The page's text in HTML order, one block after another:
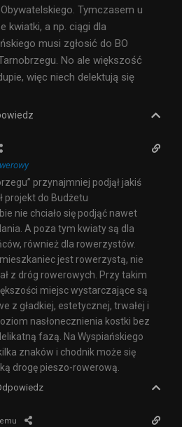
Tymczasem u
kwiatki, a np. ciągi dla
musi zgłosić do BO
No ale większość
więc niech delektują się
przynajmniej podjął jakiś
projekt do Budżetu
nie chciało się podjąć nawet
A poza tym kwiaty są dla
również dla rowerzystów.
jest rowerzystą, nie
z dróg rowerowych. Przy takim
miejsc wystarczające są
z gładkiej, estetycznej, trwałej i
nasłonecznienia kostki bez
fazą. Na Wyspiańskiego
znaków i chodnik może się
drogę pieszo-rowerową.